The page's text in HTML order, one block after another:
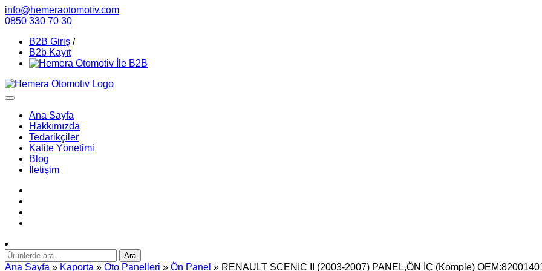
info@hemeraotomotiv.com
0850 330 70 30
B2B Giriş /
B2b Kayıt
Ana Sayfa
Hakkımızda
Tedarikçiler
Kalite Yönetimi
Blog
İletişim
Ara: Ara
Ana Sayfa » Kaporta » Oto Panelleri » Ön Panel » RENAULT SCENIC II (2003-2007) PANEL,ÖN İÇ (Komple)